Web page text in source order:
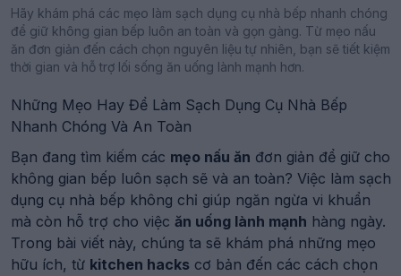
Hãy khám phá các mẹo làm sạch dụng cụ nhà bếp nhanh chóng
để giữ không gian bếp luôn an toàn và gọn gàng. Từ mẹo nấu
ăn đơn giản đến cách chọn nguyên liệu tự nhiên, bạn sẽ tiết kiệm
thời gian và hỗ trợ lối sống ăn uống lành mạnh hơn.
Những Mẹo Hay Để Làm Sạch Dụng Cụ Nhà Bếp
Nhanh Chóng Và An Toàn
Bạn đang tìm kiếm các mẹo nấu ăn đơn giản để giữ cho
không gian bếp luôn sạch sẽ và an toàn? Việc làm sạch
dụng cụ nhà bếp không chỉ giúp ngăn ngừa vi khuẩn
mà còn hỗ trợ cho việc ăn uống lành mạnh hàng ngày.
Trong bài viết này, chúng ta sẽ khám phá những mẹo
hữu ích, từ kitchen hackscơ bản đến các cách chọn